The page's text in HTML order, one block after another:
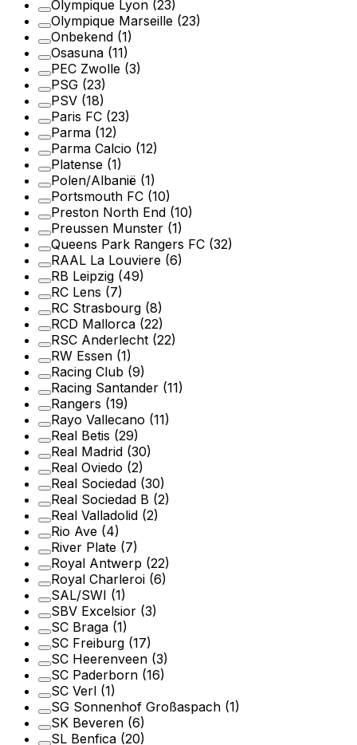
Olympique Lyon (23)
Olympique Marseille (23)
Onbekend (1)
Osasuna (11)
PEC Zwolle (3)
PSG (23)
PSV (18)
Paris FC (23)
Parma (12)
Parma Calcio (12)
Platense (1)
Polen/Albanië (1)
Portsmouth FC (10)
Preston North End (10)
Preussen Munster (1)
Queens Park Rangers FC (32)
RAAL La Louviere (6)
RB Leipzig (49)
RC Lens (7)
RC Strasbourg (8)
RCD Mallorca (22)
RSC Anderlecht (22)
RW Essen (1)
Racing Club (9)
Racing Santander (11)
Rangers (19)
Rayo Vallecano (11)
Real Betis (29)
Real Madrid (30)
Real Oviedo (2)
Real Sociedad (30)
Real Sociedad B (2)
Real Valladolid (2)
Rio Ave (4)
River Plate (7)
Royal Antwerp (22)
Royal Charleroi (6)
SAL/SWI (1)
SBV Excelsior (3)
SC Braga (1)
SC Freiburg (17)
SC Heerenveen (3)
SC Paderborn (16)
SC Verl (1)
SG Sonnenhof Großaspach (1)
SK Beveren (6)
SL Benfica (20)